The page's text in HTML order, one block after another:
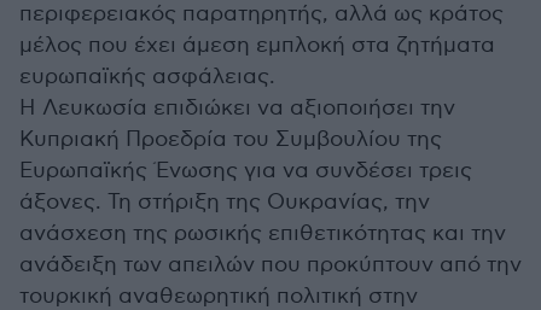
περιφερειακός παρατηρητής, αλλά ως κράτος
μέλος που έχει άμεση εμπλοκή στα ζητήματα
ευρωπαϊκής ασφάλειας.
Η Λευκωσία επιδιώκει να αξιοποιήσει την
Κυπριακή Προεδρία του Συμβουλίου της
Ευρωπαϊκής Ένωσης για να συνδέσει τρεις
άξονες. Τη στήριξη της Ουκρανίας, την
ανάσχεση της ρωσικής επιθετικότητας και την
ανάδειξη των απειλών που προκύπτουν από την
τουρκική αναθεωρητική πολιτική στην